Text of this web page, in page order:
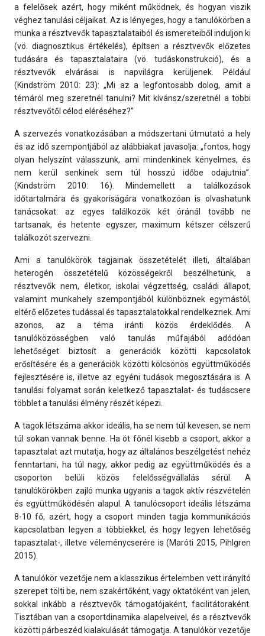
a felelősek azért, hogy miként működnek, és hogyan viszik
véghez tanulási céljaikat. Az is lényeges, hogy a tanulókörben a
munka a résztvevők tapasztalataiból és ismereteiből induljon ki
(vö. diagnosztikus értékelés), építsen a résztvevők előzetes
tudására és tapasztalataira (vö. tudáskonstrukció), és a
résztvevők elvárásai is napvilágra kerüljenek. Például
(Kindström 2010: 23): „Mi az a legfontosabb dolog, amit a
témáról meg szeretnél tanulni? Mit kívánsz/szeretnél a többi
résztvevőtől célod eléréséhez?”
A szervezés vonatkozásában a módszertani útmutató a hely
és az idő szempontjából az alábbiakat javasolja: „fontos, hogy
olyan helyszínt válasszunk, ami mindenkinek kényelmes, és
nem kerül senkinek sem túl hosszú időbe odajutnia”.
(Kindström 2010: 16). Mindemellett a találkozások
időtartalmára és gyakoriságára vonatkozóan is olvashatunk
tanácsokat: az egyes találkozók két óránál tovább ne
tartsanak, és hetente egyszer, maximum kétszer célszerű
találkozót szervezni.
Ami a tanulókörök tagjainak összetételét illeti, általában
heterogén összetételű közösségekről beszélhetünk, a
résztvevők nem, életkor, iskolai végzettség, családi állapot,
valamint munkahely szempontjából különböznek egymástól,
eltérő előzetes tudással és tapasztalatokkal rendelkeznek. Ami
azonos, az a téma iránti közös érdeklődés. A
tanulóközösségben való tanulás műfajából adódóan
lehetőséget biztosít a generációk közötti kapcsolatok
erősítésére és a generációk közötti kölcsönös együttműködés
fejlesztésére is, illetve az egyéni tudások megosztására is. A
tanulási folyamat során keletkező tapasztalat- és tudáscsere
többlet a tanulási élmény részét képezi.
A tagok létszáma akkor ideális, ha se nem túl kevesen, se nem
túl sokan vannak benne. Ha öt főnél kisebb a csoport, akkor a
tapasztalat azt mutatja, hogy az általános beszélgetést nehéz
fenntartani, ha túl nagy, akkor pedig az együttműködés és a
csoporton belüli közös felelősségvállalás sérül. A
tanulókörökben zajló munka ugyanis a tagok aktív részvételén
és együttműködésén alapul. A tanulócsoport ideális létszáma
8-10 fő, azért, hogy a csoport minden tagja kommunikációs
kapcsolatban legyen a többiekkel, és hogy legyen lehetőség
tapasztalat-, illetve véleménycserére is (Maróti 2015, Pihlgren
2015).
A tanulókör vezetője nem a klasszikus értelemben vett irányító
szerepet tölti be, nem szakértőként, vagy oktatóként van jelen,
sokkal inkább a résztvevők támogatójaként, facilitátoraként.
Tisztában van a csoportdinamika alapelveivel, és a résztvevők
közötti párbeszéd kialakulását támogatja. A tanulókör vezetője